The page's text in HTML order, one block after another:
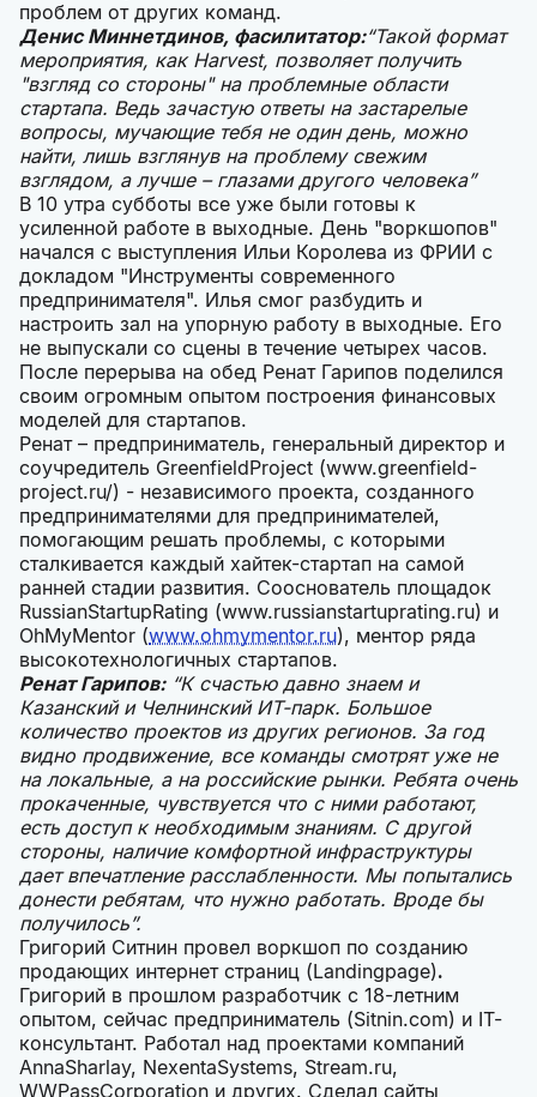
проблем от других команд.
Денис Миннетдинов, фасилитатор:“Такой формат
мероприятия, как Harvest, позволяет получить
"взгляд со стороны" на проблемные области
стартапа. Ведь зачастую ответы на застарелые
вопросы, мучающие тебя не один день, можно
найти, лишь взглянув на проблему свежим
взглядом, а лучше – глазами другого человека”
В 10 утра субботы все уже были готовы к
усиленной работе в выходные. День "воркшопов"
начался с выступления Ильи Королева из ФРИИ с
докладом "Инструменты современного
предпринимателя". Илья смог разбудить и
настроить зал на упорную работу в выходные. Его
не выпускали со сцены в течение четырех часов.
После перерыва на обед Ренат Гарипов поделился
своим огромным опытом построения финансовых
моделей для стартапов.
Ренат – предприниматель, генеральный директор и
соучредитель GreenfieldProject (www.greenfield-
project.ru/) - независимого проекта, созданного
предпринимателями для предпринимателей,
помогающим решать проблемы, с которыми
сталкивается каждый хайтек-стартап на самой
ранней стадии развития. Сооснователь площадок
RussianStartupRating (www.russianstartuprating.ru) и
OhMyMentor (www.ohmymentor.ru), ментор ряда
высокотехнологичных стартапов.
Ренат Гарипов:“К счастью давно знаем и
Казанский и Челнинский ИТ-парк. Большое
количество проектов из других регионов. За год
видно продвижение, все команды смотрят уже не
на локальные, а на российские рынки. Ребята очень
прокаченные, чувствуется что с ними работают,
есть доступ к необходимым знаниям. С другой
стороны, наличие комфортной инфраструктуры
дает впечатление расслабленности. Мы попытались
донести ребятам, что нужно работать. Вроде бы
получилось”.
Григорий Ситнин провел воркшоп по созданию
продающих интернет страниц (Landingpage).
Григорий в прошлом разработчик с 18-летним
опытом, сейчас предприниматель (Sitnin.com) и IT-
консультант. Работал над проектами компаний
AnnaSharlay, NexentaSystems, Stream.ru,
WWPassCorporation и других. Сделал сайты